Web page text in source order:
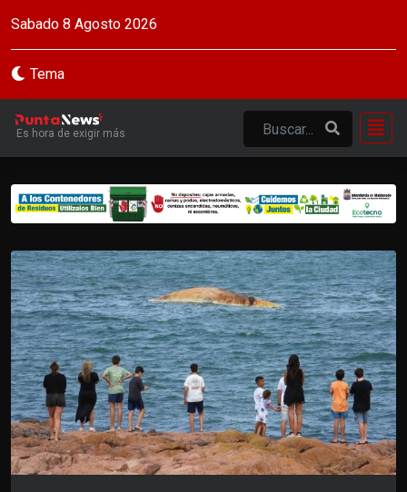
Sabado 8 Agosto 2026
Tema
Es hora de exigir más